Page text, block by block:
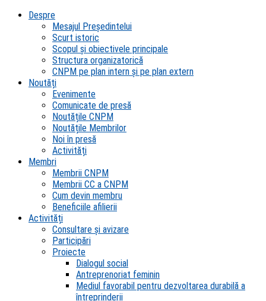
Despre
Mesajul Președintelui
Scurt istoric
Scopul şi obiectivele principale
Structura organizatorică
CNPM pe plan intern şi pe plan extern
Noutăți
Evenimente
Comunicate de presă
Noutățile CNPM
Noutățile Membrilor
Noi în presă
Activități
Membri
Membrii CNPM
Membrii CC a CNPM
Cum devin membru
Beneficiile afilierii
Activități
Consultare și avizare
Participări
Proiecte
Dialogul social
Antreprenoriat feminin
Mediul favorabil pentru dezvoltarea durabilă a
întreprinderii